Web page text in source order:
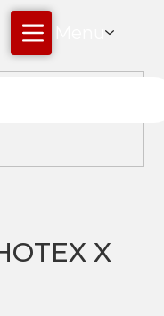
X